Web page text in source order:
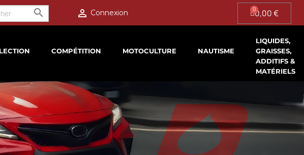
 Connexion
 0,00 €
COMPÉTITION MOTOCULTURE NAUTISME
LIQUIDES,
GRAISSES,
ADDITIFS &
MATÉRIELS